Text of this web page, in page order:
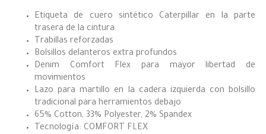
Etiqueta de cuero sintético Caterpillar en la parte
trasera de la cintura
Trabillas reforzadas
Bolsillos delanteros extra profundos
Denim Comfort Flex para mayor libertad de
movimientos
Lazo para martillo en la cadera izquierda con bolsillo
tradicional para herramientos debajo
65% Cotton, 33% Polyester, 2% Spandex
Tecnología: COMFORT FLEX